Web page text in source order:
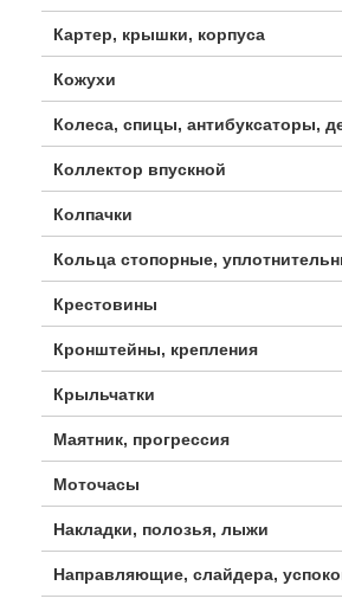
Картер, крышки, корпуса
Кожухи
Колеса, спицы, антибуксаторы,
Коллектор впускной
Колпачки
Кольца стопорные,
Крестовины
Кронштейны, крепления
Крыльчатки
Маятник, прогрессия
Моточасы
Накладки, полозья, лыжи
Направляющие, слайдера,